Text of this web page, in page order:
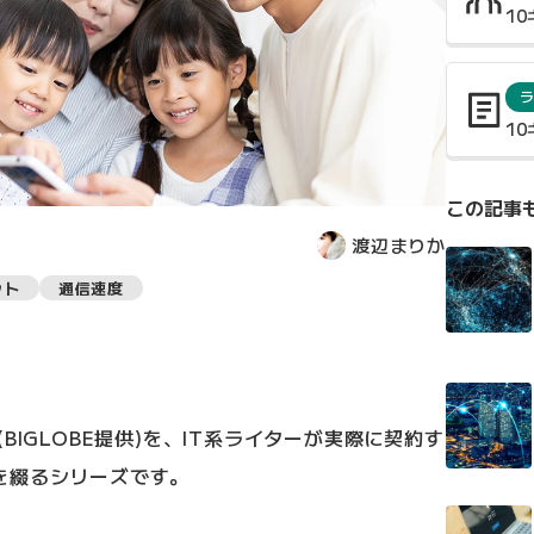
渡辺まりか
通信速度
提供)を、IT系ライターが実際に契約す
るシリーズです。
10
10
この記事